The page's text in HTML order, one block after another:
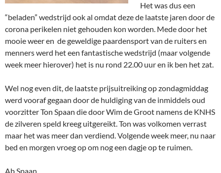
Het was dus een
“beladen” wedstrijd ook al omdat deze de laatste jaren door de
corona perikelen niet gehouden kon worden. Mede door het
mooie weer en de geweldige paardensport van de ruiters en
menners werd het een fantastische wedstrijd (maar volgende
week meer hierover) het is nu rond 22.00 uur en ik ben het zat.
Wel nog even dit, de laatste prijsuitreiking op zondagmiddag
werd vooraf gegaan door de huldiging van de inmiddels oud
voorzitter Ton Spaan die door Wim de Groot namens de KNHS
de zilveren speld kreeg uitgereikt. Ton was volkomen verrast
maar het was meer dan verdiend. Volgende week meer, nu naar
bed en morgen vroeg op om nog een dagje op te ruimen.
Ab Spaan